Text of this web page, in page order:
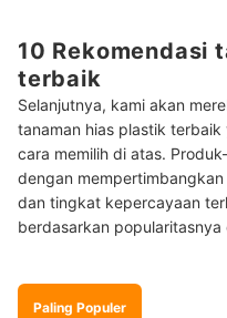
10 Rekomendasi
terbaik
Selanjutnya, kami akan
tanaman hias plastik
cara memilih di atas.
dengan
dan tingkat kepercayaan
berdasarkan
Paling Populer